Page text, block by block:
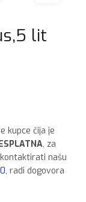
lit
kupce čija je
, za
našu
, radi dogovora